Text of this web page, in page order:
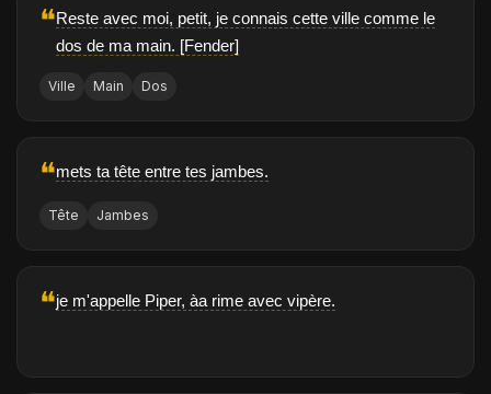
❝Reste avec moi, petit, je connais cette ville comme le
dos de ma main. [Fender]
Ville Main Dos
❝mets ta tête entre tes jambes.
Tête Jambes
❝je m'appelle Piper, àa rime avec vipère.